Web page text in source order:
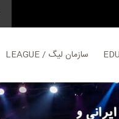
LEAGUE / سازمان لیگ